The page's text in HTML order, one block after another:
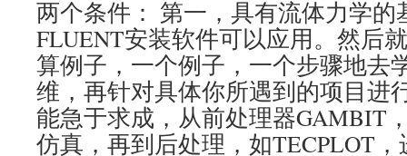
两个条件： 第一，具有流体力学的
FLUENT安装软件可以应用。然后
算例子，一个例子，一个步骤地去
维，再针对具体你所遇到的项目进
能急于求成，从前处理器GAMBIT
仿真，再到后处理，如TECPLOT